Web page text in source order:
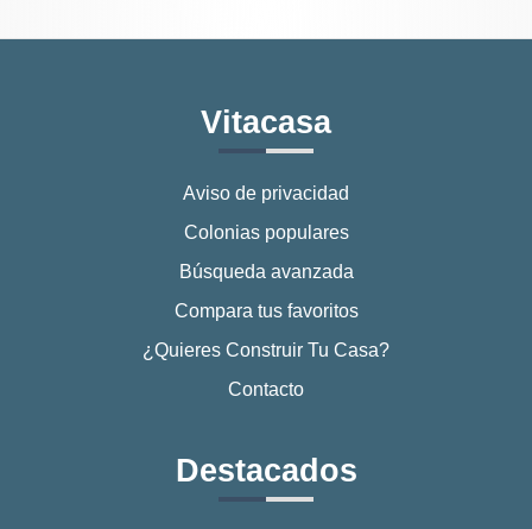
Vitacasa
Aviso de privacidad
Colonias populares
Búsqueda avanzada
Compara tus favoritos
¿Quieres Construir Tu Casa?
Contacto
Destacados